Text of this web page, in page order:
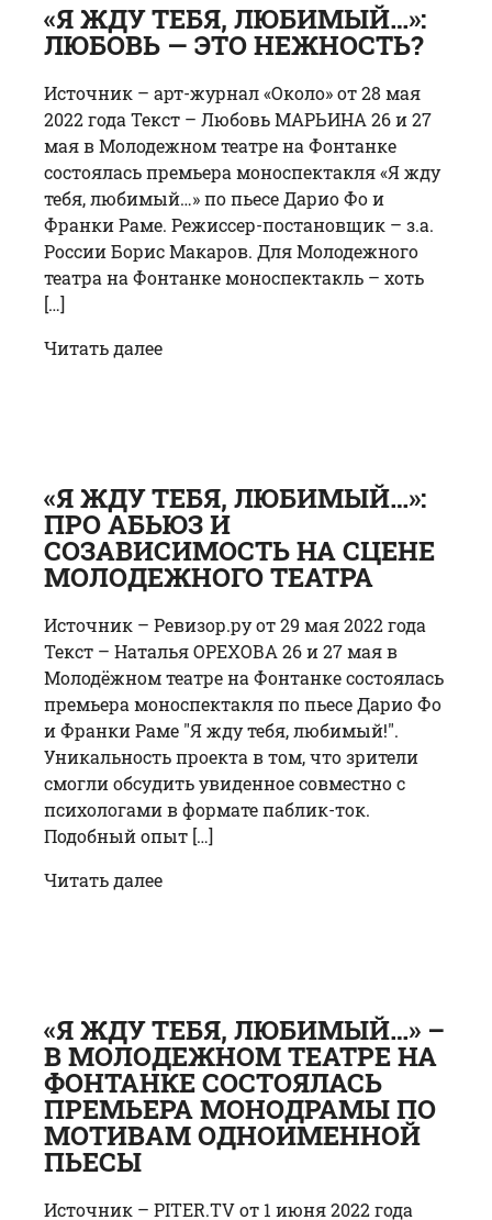
«Я ЖДУ ТЕБЯ, ЛЮБИМЫЙ…»:
ЛЮБОВЬ — ЭТО НЕЖНОСТЬ?
Источник – арт-журнал «Около» от 28 мая
2022 года Текст – Любовь МАРЬИНА 26 и 27
мая в Молодежном театре на Фонтанке
состоялась премьера моноспектакля «Я жду
тебя, любимый…» по пьесе Дарио Фо и
Франки Раме. Режиссер-постановщик – з.а.
России Борис Макаров. Для Молодежного
театра на Фонтанке моноспектакль – хоть
[…]
Читать далее
«Я ЖДУ ТЕБЯ, ЛЮБИМЫЙ…»:
ПРО АБЬЮЗ И
СОЗАВИСИМОСТЬ НА СЦЕНЕ
МОЛОДЕЖНОГО ТЕАТРА
Источник – Ревизор.ру от 29 мая 2022 года
Текст – Наталья ОРЕХОВА 26 и 27 мая в
Молодёжном театре на Фонтанке состоялась
премьера моноспектакля по пьесе Дарио Фо
и Франки Раме "Я жду тебя, любимый!".
Уникальность проекта в том, что зрители
смогли обсудить увиденное совместно с
психологами в формате паблик-ток.
Подобный опыт […]
Читать далее
«Я ЖДУ ТЕБЯ, ЛЮБИМЫЙ…» –
В МОЛОДЕЖНОМ ТЕАТРЕ НА
ФОНТАНКЕ СОСТОЯЛАСЬ
ПРЕМЬЕРА МОНОДРАМЫ ПО
МОТИВАМ ОДНОИМЕННОЙ
ПЬЕСЫ
Источник – PITER.TV от 1 июня 2022 года